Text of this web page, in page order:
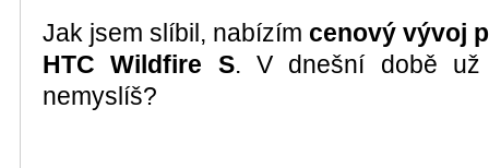
Jak jsem slíbil, nabízím cenový vývoj
HTC Wildfire S. V dnešní době už
nemyslíš?